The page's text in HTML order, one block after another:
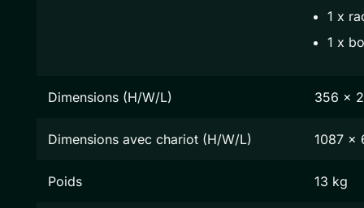
1 x
1 x
Dimensions (H/W/L) 356 x
Dimensions avec chariot (H/W/L) 1087 x
Poids 13 kg